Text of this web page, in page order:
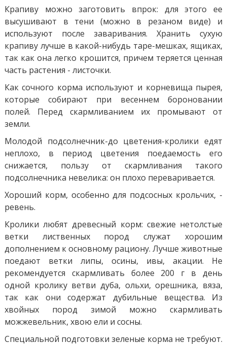
Крапиву можно заготовить впрок: для этого ее
высушивают в тени (можно в резаном виде) и
используют после заваривания. Хранить сухую
крапиву лучше в какой-нибудь таре-мешках, ящиках,
так как она легко крошится, причем теряется ценная
часть растения - листочки.
Как сочного корма используют и корневища пырея,
которые собирают при весеннем бороновании
полей. Перед скармливанием их промывают от
земли.
Молодой подсолнечник-до цветения-кролики едят
неплохо, в период цветения поедаемость его
снижается, пользу от скармливания такого
подсолнечника невелика: он плохо переваривается.
Хороший корм, особенно для подсосных крольчих, -
ревень.
Кролики любят древесный корм: свежие нетолстые
ветки лиственных пород служат хорошим
дополнением к основному рациону. Лучше животные
поедают ветки липы, осины, ивы, акации. Не
рекомендуется скармливать более 200 г в день
одной кролику ветви дуба, ольхи, орешника, вяза,
так как они содержат дубильные вещества. Из
хвойных пород зимой можно скармливать
можжевельник, хвою ели и сосны.
Специальной подготовки зеленые корма не требуют.